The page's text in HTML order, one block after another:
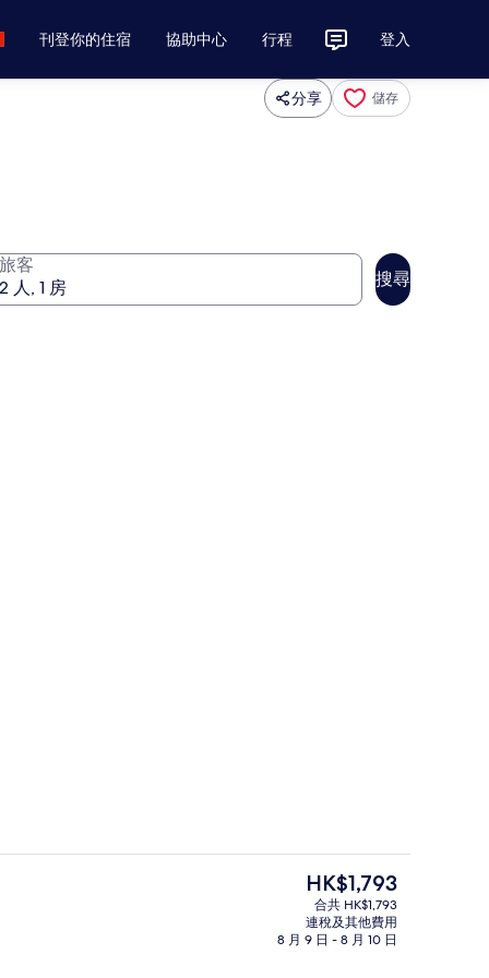
刊登你的住宿 協助中心 行程 登入
分享 儲存
旅客
搜尋
其他設施
現
價
HK$1,793
HK$1,793
合共 HK$1,793
連稅及其他費用
8 月 9 日 - 8 月 10 日